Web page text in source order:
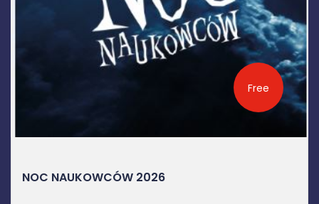
DZIEŃ DELTY 2026
Popularyzatorska impreza czasopisma "Delta”,
najstarszego w ...